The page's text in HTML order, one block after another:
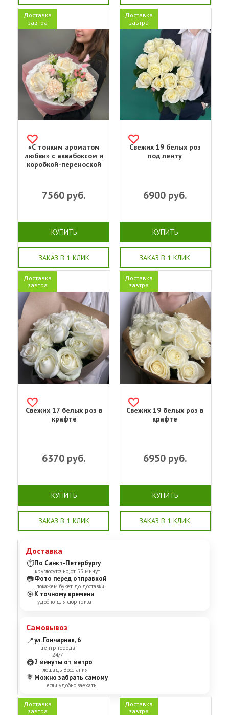
Доставка
завтра
«С тонким ароматом
любви» с аквабоксом и
коробкой-переноской
7560 руб.
КУПИТЬ
ЗАКАЗ В 1 КЛИК
Доставка
завтра
Свежих 19 белых роз
под ленту
6900руб.
КУПИТЬ
ЗАКАЗ В 1 КЛИК
Доставка
завтра
Свежих 17 белых роз в
крафте
6370 руб.
КУПИТЬ
ЗАКАЗ В 1 КЛИК
Доставка
завтра
Свежих 19 белых роз в
крафте
6950руб.
КУПИТЬ
ЗАКАЗ В 1 КЛИК
Доставка
⏱По Санкт-Петербургу
круглосуточно, от 55 минут
📷Фото перед отправкой
покажем букет до доставки
🎯К точному времени
удобно для сюрприза
Самовывоз
📍ул. Гончарная, 6
центр города
24/7
🚇2 минуты от метро
Площадь Восстания
💐 Можно забрать самому
если удобно заехать
Доставка
завтра
Доставка
завтра